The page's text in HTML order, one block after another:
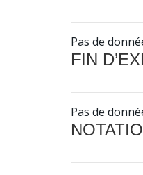
Pas de
FIN
Pas de